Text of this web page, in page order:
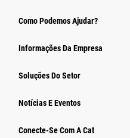
Como Podemos Ajudar?
Informações Da Empresa
Soluções Do Setor
Notícias E Eventos
Conecte-Se Com A Cat